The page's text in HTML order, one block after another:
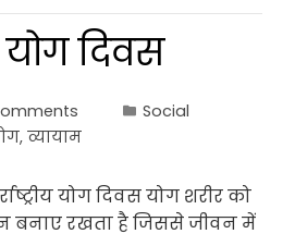
योग दिवस
Social
, व्यायाम
योग दिवस योग शरीर को
बनाए रखता है जिससे जीवन में